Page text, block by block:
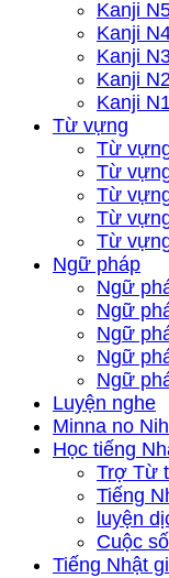
Kanji
Kanji
Kanji
Kanji
Kanji
Từ vựng
Từ
Từ
Từ
Từ
Từ
Ngữ pháp
Ngữ
Ngữ
Ngữ
Ngữ
Ngữ
Luyện nghe
Minna no
Học tiếng
Trợ Từ
Tiếng
luyện
Cuộc
Tiếng Nhật